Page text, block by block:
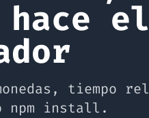
el
tiempo
npm install.